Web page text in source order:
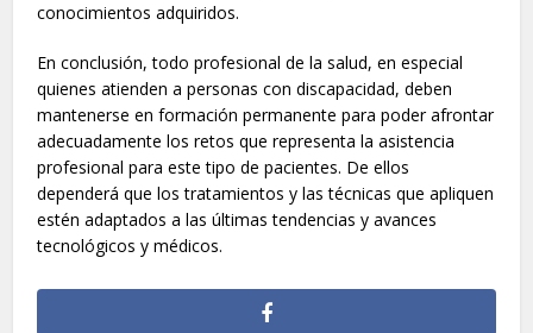
conocimientos adquiridos.
En conclusión, todo profesional de la salud, en especial
quienes atienden a personas con discapacidad, deben
mantenerse en formación permanente para poder afrontar
adecuadamente los retos que representa la asistencia
profesional para este tipo de pacientes. De ellos
dependerá que los tratamientos y las técnicas que apliquen
estén adaptados a las últimas tendencias y avances
tecnológicos y médicos.